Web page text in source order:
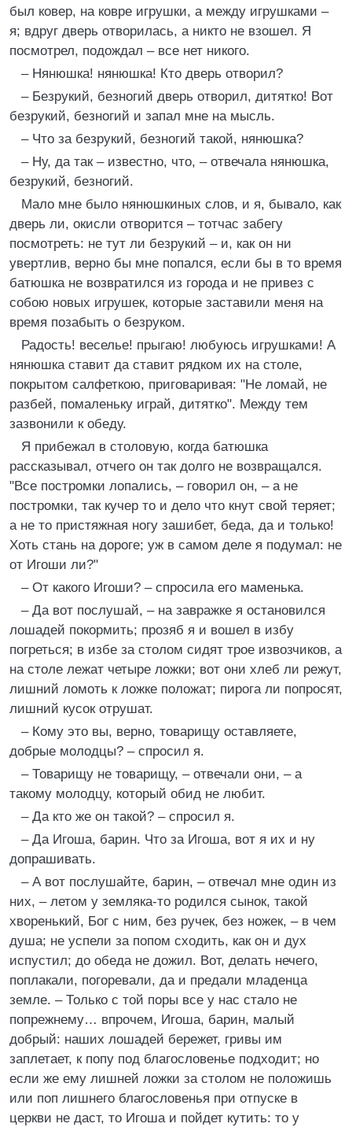
был ковер, на ковре игрушки, а между игрушками –
я; вдруг дверь отворилась, а никто не взошел. Я
посмотрел, подождал – все нет никого.
– Нянюшка! нянюшка! Кто дверь отворил?
– Безрукий, безногий дверь отворил, дитятко! Вот
безрукий, безногий и запал мне на мысль.
– Что за безрукий, безногий такой, нянюшка?
– Ну, да так – известно, что, – отвечала нянюшка,
безрукий, безногий.
Мало мне было нянюшкиных слов, и я, бывало, как
дверь ли, окисли отворится – тотчас забегу
посмотреть: не тут ли безрукий – и, как он ни
увертлив, верно бы мне попался, если бы в то время
батюшка не возвратился из города и не привез с
собою новых игрушек, которые заставили меня на
время позабыть о безруком.
Радость! веселье! прыгаю! любуюсь игрушками! А
нянюшка ставит да ставит рядком их на столе,
покрытом салфеткою, приговаривая: "Не ломай, не
разбей, помаленьку играй, дитятко". Между тем
зазвонили к обеду.
Я прибежал в столовую, когда батюшка
рассказывал, отчего он так долго не возвращался.
"Все постромки лопались, – говорил он, – а не
постромки, так кучер то и дело что кнут свой теряет;
а не то пристяжная ногу зашибет, беда, да и только!
Хоть стань на дороге; уж в самом деле я подумал: не
от Игоши ли?"
– От какого Игоши? – спросила его маменька.
– Да вот послушай, – на завражке я остановился
лошадей покормить; прозяб я и вошел в избу
погреться; в избе за столом сидят трое извозчиков, а
на столе лежат четыре ложки; вот они хлеб ли режут,
лишний ломоть к ложке положат; пирога ли попросят,
лишний кусок отрушат.
– Кому это вы, верно, товарищу оставляете,
добрые молодцы? – спросил я.
– Товарищу не товарищу, – отвечали они, – а
такому молодцу, который обид не любит.
– Да кто же он такой? – спросил я.
– Да Игоша, барин. Что за Игоша, вот я их и ну
допрашивать.
– А вот послушайте, барин, – отвечал мне один из
них, – летом у земляка-то родился сынок, такой
хворенький, Бог с ним, без ручек, без ножек, – в чем
душа; не успели за попом сходить, как он и дух
испустил; до обеда не дожил. Вот, делать нечего,
поплакали, погоревали, да и предали младенца
земле. – Только с той поры все у нас стало не
попрежнему… впрочем, Игоша, барин, малый
добрый: наших лошадей бережет, гривы им
заплетает, к попу под благословенье подходит; но
если же ему лишней ложки за столом не положишь
или поп лишнего благословенья при отпуске в
церкви не даст, то Игоша и пойдет кутить: то у